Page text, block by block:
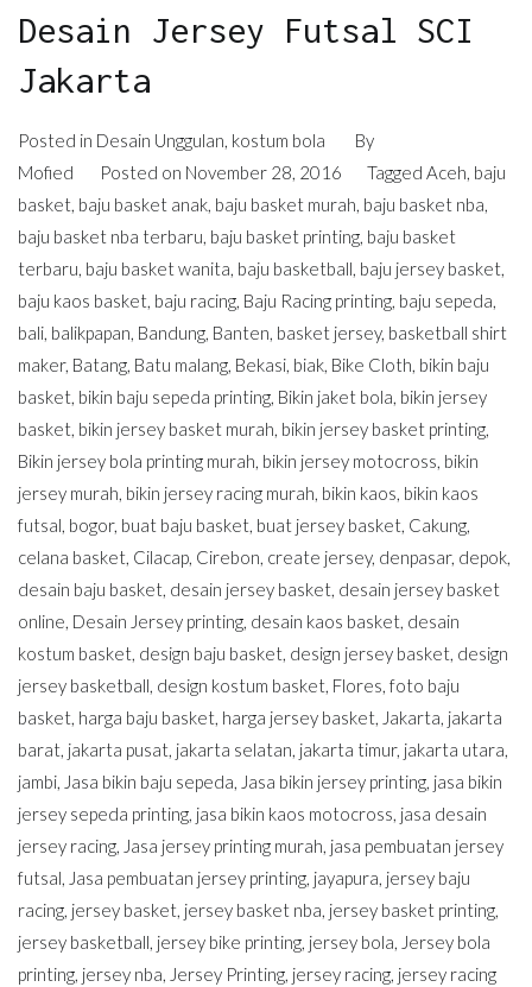
Desain Jersey Futsal SCI
Jakarta
Posted in Desain Unggulan kostum bola
By
Mofied
Posted on November 28, 2016 Tagged Aceh baju
basket baju basket anak baju basket murah baju basket nba
baju basket nba terbaru baju basket printing baju basket
terbaru baju basket wanita baju basketball baju jersey basket
baju kaos basket baju racing Baju Racing printing baju sepeda
bali balikpapan Bandung Banten basket jersey, basketball shirt
maker, Batang Batu malang Bekasi biak Bike Cloth bikin baju
basket bikin baju sepeda printing Bikin jaket bola bikin jersey
basket bikin jersey basket murah bikin jersey basket printing
Bikin jersey bola printing murah bikin jersey motocross bikin
jersey murah bikin jersey racing murah bikin kaos bikin kaos
futsal bogor, buat baju basket buat jersey basket Cakung
celana basket Cilacap Cirebon create jersey, denpasar, depok
desain baju basket desain jersey basket desain jersey basket
online Desain Jersey printing desain kaos basket desain
kostum basket design baju basket design jersey basket design
jersey basketball design kostum basket Flores foto baju
basket harga baju basket harga jersey basket Jakarta jakarta
barat jakarta pusat jakarta selatan jakarta timur, jakarta utara
jambi Jasa bikin baju sepeda Jasa bikin jersey printing jasa bikin
jersey sepeda printing jasa bikin kaos motocross jasa desain
jersey racing Jasa jersey printing murah jasa pembuatan jersey
futsal
Jasa pembuatan jersey printing jayapura jersey baju
racing jersey basket jersey basket nba jersey basket printing
jersey basketball jersey bike printing jersey bola
Jersey bola
printing jersey nba Jersey Printing jersey racing jersey racing